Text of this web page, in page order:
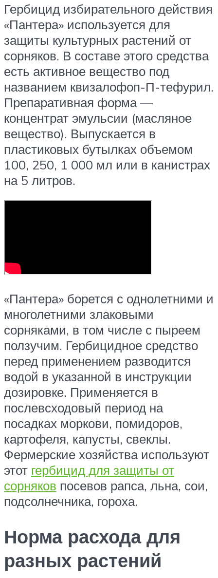
Гербицид избирательного действия
«Пантера» используется для
защиты культурных растений от
сорняков. В составе этого средства
есть активное вещество под
названием квизалофоп-П-тефурил.
Препаративная форма —
концентрат эмульсии (масляное
вещество). Выпускается в
пластиковых бутылках объемом
100, 250, 1 000 мл или в канистрах
на 5 литров.
«Пантера» борется с однолетними и
многолетними злаковыми
сорняками, в том числе с пыреем
ползучим. Гербицидное средство
перед применением разводится
водой в указанной в инструкции
дозировке. Применяется в
послевсходовый период на
посадках моркови, помидоров,
картофеля, капусты, свеклы.
Фермерские хозяйства используют
этот гербицид для защиты от
сорняков посевов рапса, льна, сои,
подсолнечника, гороха.
Норма расхода для
разных растений